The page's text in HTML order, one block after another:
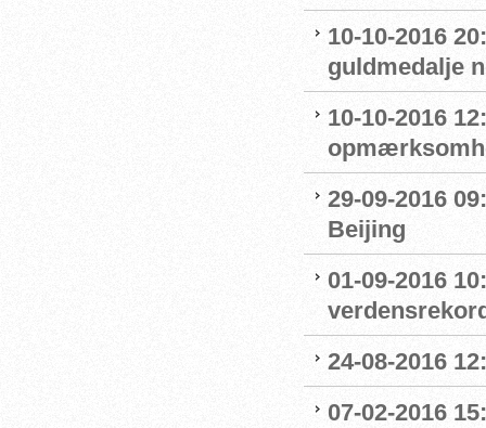
10-10-2016
guldmedalje
10-10-2016
29-09-2016
Beijing
01-09-2016
24-08-2016
07-02-2016